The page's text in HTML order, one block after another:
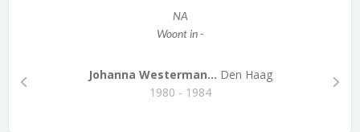
NA
Woont in -
Johanna Westerman... Den Haag
1980 - 1984